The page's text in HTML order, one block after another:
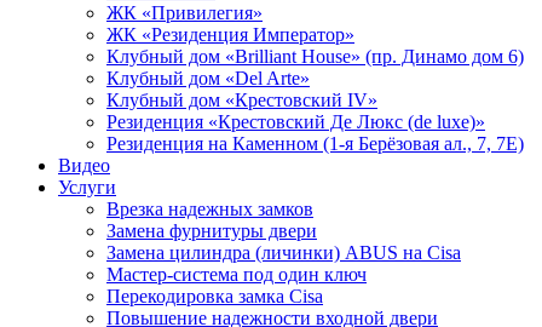
ЖК «Привилегия»
ЖК «Резиденция Император»
Клубный дом «Brilliant House» (пр. Динамо дом 6)
Клубный дом «Del Arte»
Клубный дом «Крестовский IV»
Резиденция «Крестовский Де Люкс (de luxe)»
Резиденция на Каменном (1-я Берёзовая ал., 7, 7Е)
Видео
Услуги
Врезка надежных замков
Замена фурнитуры двери
Замена цилиндра (личинки) ABUS на Cisa
Мастер-система под один ключ
Перекодировка замка Cisa
Повышение надежности входной двери